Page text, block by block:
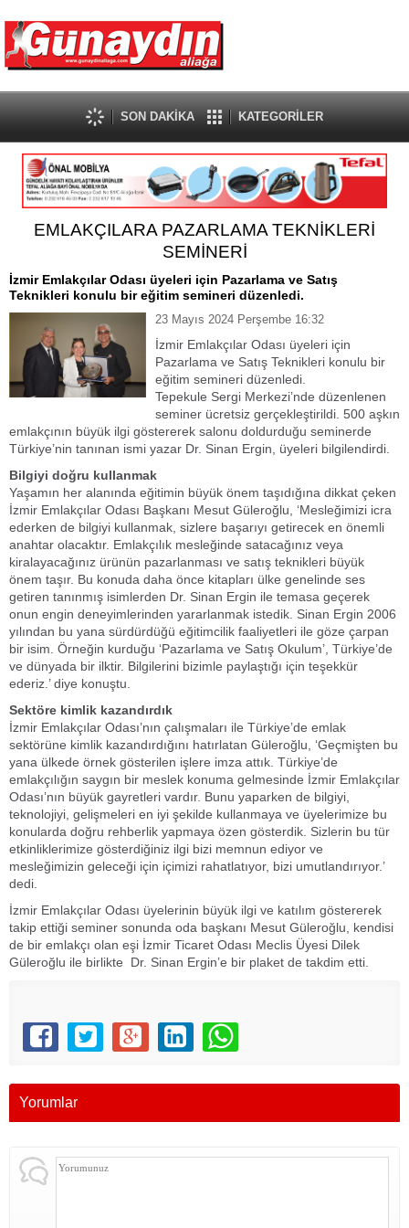
SON DAKİKA KATEGORİLER
EMLAKÇILARA PAZARLAMA TEKNİKLERİ
SEMİNERİ
İzmir Emlakçılar Odası üyeleri için Pazarlama ve Satış
Teknikleri konulu bir eğitim semineri düzenledi.
23 Mayıs 2024 Perşembe 16:32
İzmir Emlakçılar Odası üyeleri için
Pazarlama ve Satış Teknikleri konulu bir
eğitim semineri düzenledi.
Tepekule Sergi Merkezi’nde düzenlenen
seminer ücretsiz gerçekleştirildi. 500 aşkın
emlakçının büyük ilgi göstererek salonu doldurduğu seminerde
Türkiye’nin tanınan ismi yazar Dr. Sinan Ergin, üyeleri bilgilendirdi.
Bilgiyi doğru kullanmak
Yaşamın her alanında eğitimin büyük önem taşıdığına dikkat çeken
İzmir Emlakçılar Odası Başkanı Mesut Güleroğlu, ‘Mesleğimizi icra
ederken de bilgiyi kullanmak, sizlere başarıyı getirecek en önemli
anahtar olacaktır. Emlakçılık mesleğinde satacağınız veya
kiralayacağınız ürünün pazarlanması ve satış teknikleri büyük
önem taşır. Bu konuda daha önce kitapları ülke genelinde ses
getiren tanınmış isimlerden Dr. Sinan Ergin ile temasa geçerek
onun engin deneyimlerinden yararlanmak istedik. Sinan Ergin 2006
yılından bu yana sürdürdüğü eğitimcilik faaliyetleri ile göze çarpan
bir isim. Örneğin kurduğu ‘Pazarlama ve Satış Okulum’, Türkiye’de
ve dünyada bir ilktir. Bilgilerini bizimle paylaştığı için teşekkür
ederiz.’ diye konuştu.
Sektöre kimlik kazandırdık
İzmir Emlakçılar Odası’nın çalışmaları ile Türkiye’de emlak
sektörüne kimlik kazandırdığını hatırlatan Güleroğlu, ‘Geçmişten bu
yana ülkede örnek gösterilen işlere imza attık. Türkiye’de
emlakçılığın saygın bir meslek konuma gelmesinde İzmir Emlakçılar
Odası’nın büyük gayretleri vardır. Bunu yaparken de bilgiyi,
teknolojiyi, gelişmeleri en iyi şekilde kullanmaya ve üyelerimize bu
konularda doğru rehberlik yapmaya özen gösterdik. Sizlerin bu tür
etkinliklerimize gösterdiğiniz ilgi bizi memnun ediyor ve
mesleğimizin geleceği için içimizi rahatlatıyor, bizi umutlandırıyor.’
dedi.
İzmir Emlakçılar Odası üyelerinin büyük ilgi ve katılım göstererek
takip ettiği seminer sonunda oda başkanı Mesut Güleroğlu, kendisi
de bir emlakçı olan eşi İzmir Ticaret Odası Meclis Üyesi Dilek
Güleroğlu ile birlikte Dr. Sinan Ergin’e bir plaket de takdim etti.
Yorumlar